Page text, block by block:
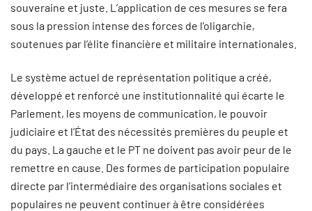
souveraine et juste. L’application de ces mesures se fera
sous la pression intense des forces de l’oligarchie,
soutenues par l’élite financière et militaire internationales.
Le système actuel de représentation politique a créé,
développé et renforcé une institutionnalité qui écarte le
Parlement, les moyens de communication, le pouvoir
judiciaire et l’État des nécessités premières du peuple et
du pays. La gauche et le PT ne doivent pas avoir peur de le
remettre en cause. Des formes de participation populaire
directe par l’intermédiaire des organisations sociales et
populaires ne peuvent continuer à être considérées